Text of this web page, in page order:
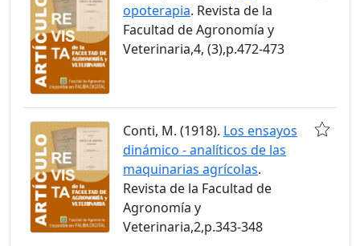
opoterapia. Revista de la
Facultad de Agronomía y
Veterinaria,4, (3),p.472-473
Conti, M. (1918). Los ensayos
dinámico - analíticos de las
maquinarias agrícolas.
Revista de la Facultad de
Agronomía y
Veterinaria,2,p.343-348